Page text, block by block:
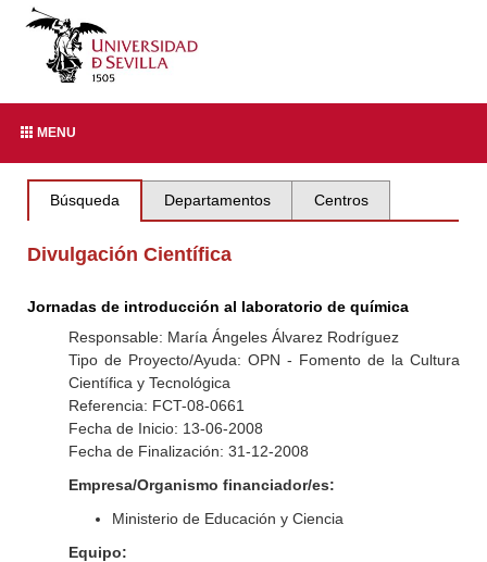
MENU
Búsqueda Departamentos Centros
Divulgación Científica
Jornadas de introducción al laboratorio de química
Responsable: María Ángeles Álvarez Rodríguez
Tipo de Proyecto/Ayuda: OPN - Fomento de la Cultura
Científica y Tecnológica
Referencia: FCT-08-0661
Fecha de Inicio: 13-06-2008
Fecha de Finalización: 31-12-2008
Empresa/Organismo financiador/es:
Ministerio de Educación y Ciencia
Equipo: